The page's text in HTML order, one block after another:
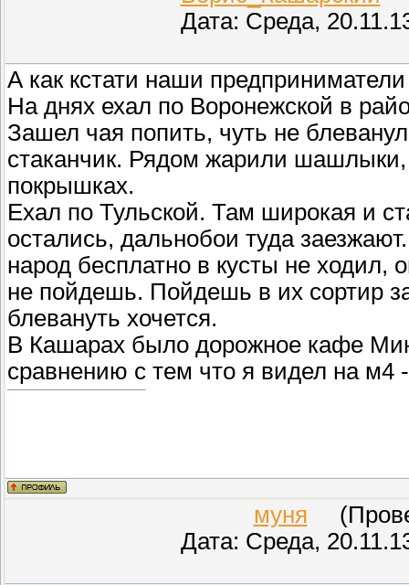
Дата: Среда,
А как кстати наши
На днях ехал по Воронежской в
Зашел чая попить, чуть не
стаканчик. Рядом жарили шашлыки,
покрышках.
Ехал по Тульской. Там широкая и
остались, дальнобои туда
народ бесплатно в кусты не ходил,
не пойдешь. Пойдешь в их сортир
блевануть хочется.
В Кашарах было дорожное кафе
сравнению с тем что я видел на м4
муня
Дата: Среда,